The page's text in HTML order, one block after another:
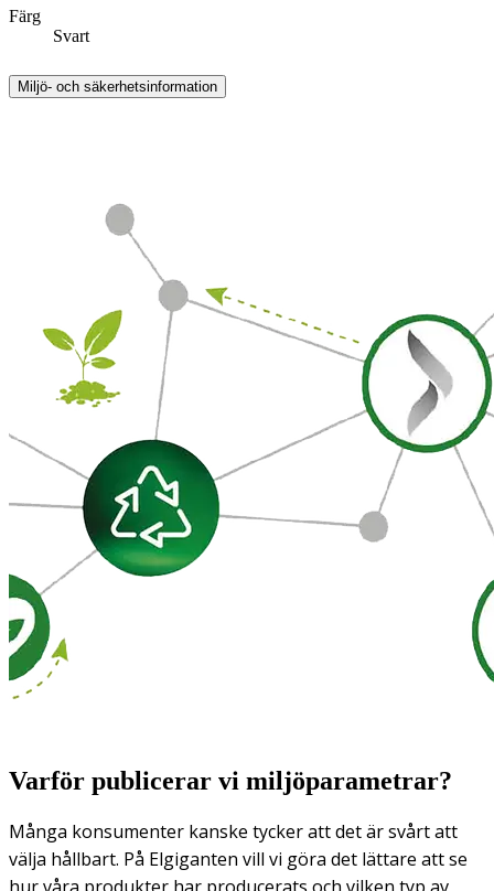
Färg
Svart
Miljö- och säkerhetsinformation
Varför publicerar vi miljöparametrar?
Många konsumenter kanske tycker att det är svårt att
välja hållbart. På Elgiganten vill vi göra det lättare att se